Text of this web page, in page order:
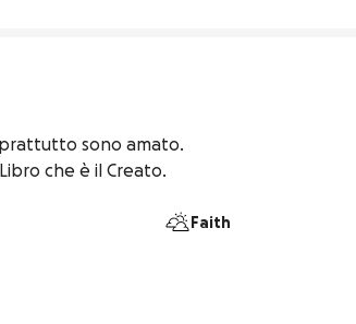
sono amato.
che è il Creato.
Faith